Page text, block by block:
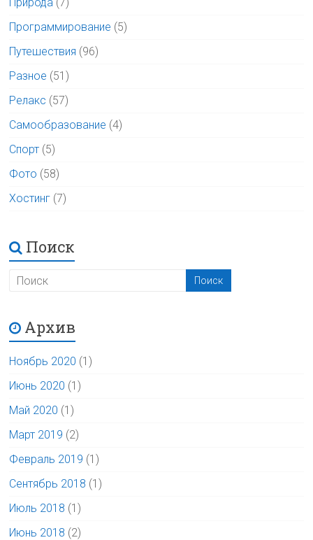
Программирование (5)
Путешествия (96)
Разное (51)
Релакс (57)
Самообразование (4)
Спорт (5)
Фото (58)
Хостинг (7)
Поиск
Архив
Ноябрь 2020 (1)
Июнь 2020 (1)
Май 2020 (1)
Март 2019 (2)
Февраль 2019 (1)
Сентябрь 2018 (1)
Июль 2018 (1)
Июнь 2018 (2)